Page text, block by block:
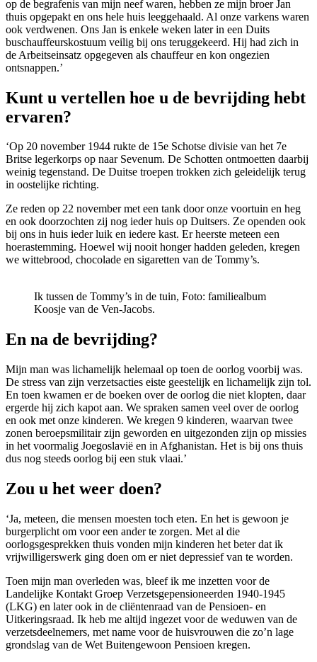
op de begrafenis van mijn neef waren, hebben ze mijn broer Jan
thuis opgepakt en ons hele huis leeggehaald. Al onze varkens waren
ook verdwenen. Ons Jan is enkele weken later in een Duits
buschauffeurskostuum veilig bij ons teruggekeerd. Hij had zich in
de Arbeitseinsatz opgegeven als chauffeur en kon ongezien
ontsnappen.’
Kunt u vertellen hoe u de bevrijding hebt
ervaren?
‘Op 20 november 1944 rukte de 15e Schotse divisie van het 7e
Britse legerkorps op naar Sevenum. De Schotten ontmoetten daarbij
weinig tegenstand. De Duitse troepen trokken zich geleidelijk terug
in oostelijke richting.
Ze reden op 22 november met een tank door onze voortuin en heg
en ook doorzochten zij nog ieder huis op Duitsers. Ze openden ook
bij ons in huis ieder luik en iedere kast. Er heerste meteen een
hoerastemming. Hoewel wij nooit honger hadden geleden, kregen
we wittebrood, chocolade en sigaretten van de Tommy’s.
Ik tussen de Tommy’s in de tuin, Foto: familiealbum
Koosje van de Ven-Jacobs.
En na de bevrijding?
Mijn man was lichamelijk helemaal op toen de oorlog voorbij was.
De stress van zijn verzetsacties eiste geestelijk en lichamelijk zijn tol.
En toen kwamen er de boeken over de oorlog die niet klopten, daar
ergerde hij zich kapot aan. We spraken samen veel over de oorlog
en ook met onze kinderen. We kregen 9 kinderen, waarvan twee
zonen beroepsmilitair zijn geworden en uitgezonden zijn op missies
in het voormalig Joegoslavië en in Afghanistan. Het is bij ons thuis
dus nog steeds oorlog bij een stuk vlaai.’
Zou u het weer doen?
‘Ja, meteen, die mensen moesten toch eten. En het is gewoon je
burgerplicht om voor een ander te zorgen. Met al die
oorlogsgesprekken thuis vonden mijn kinderen het beter dat ik
vrijwilligerswerk ging doen om er niet depressief van te worden.
Toen mijn man overleden was, bleef ik me inzetten voor de
Landelijke Kontakt Groep Verzetsgepensioneerden 1940-1945
(LKG) en later ook in de cliëntenraad van de Pensioen- en
Uitkeringsraad. Ik heb me altijd ingezet voor de weduwen van de
verzetsdeelnemers, met name voor de huisvrouwen die zo’n lage
grondslag van de Wet Buitengewoon Pensioen kregen.